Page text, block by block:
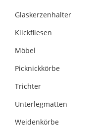
Glaskerzenhalter
Klickfliesen
Möbel
Picknickkörbe
Trichter
Unterlegmatten
Weidenkörbe